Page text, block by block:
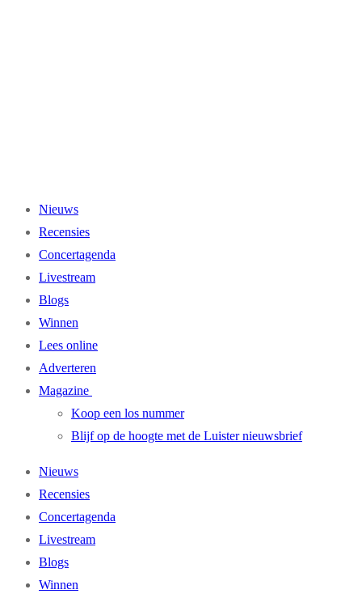
Nieuws
Recensies
Concertagenda
Livestream
Blogs
Winnen
Lees online
Adverteren
Magazine
Koop een los nummer
Blijf op de hoogte met de Luister nieuwsbrief
Nieuws
Recensies
Concertagenda
Livestream
Blogs
Winnen